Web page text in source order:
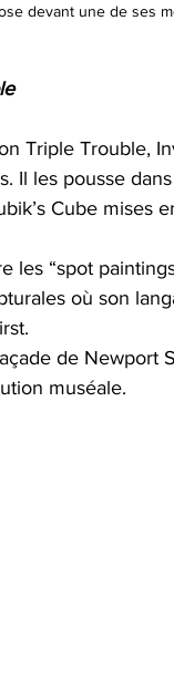
devant une de ses
Triple Trouble,
Il les pousse
Cube mises
les “spot
où son
de Newport
muséale.